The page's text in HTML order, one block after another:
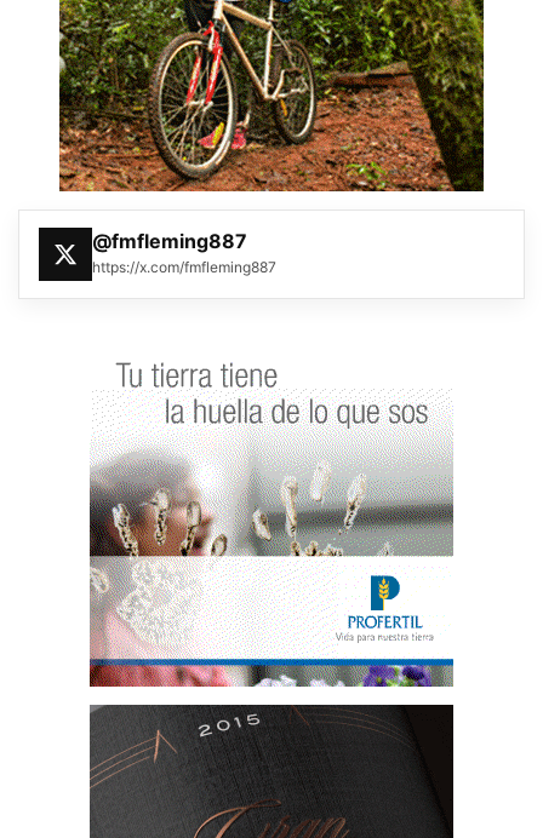
@fmfleming887
https://x.com/fmfleming887